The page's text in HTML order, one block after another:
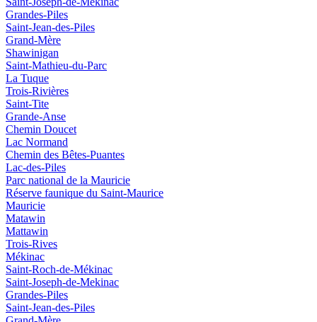
Grandes-Piles
Saint-Jean-des-Piles
Grand-Mère
Shawinigan
Saint-Mathieu-du-Parc
La Tuque
Trois-Rivières
Saint-Tite
Grande-Anse
Chemin Doucet
Lac Normand
Chemin des Bêtes-Puantes
Lac-des-Piles
Parc national de la Mauricie
Réserve faunique du Saint‑Maurice
Mauricie
Matawin
Mattawin
Trois-Rives
Mékinac
Saint-Roch-de-Mékinac
Saint-Joseph-de-Mekinac
Grandes-Piles
Saint-Jean-des-Piles